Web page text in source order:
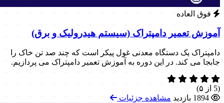
فوق العاده
آموزش تعمیر دامپتراک (سیستم هیدرولیک و برق)
دامپتراک یک دستگاه معدنی غول پیکر است که چند صد تن خاک را
جابجا می کند. در این دوره به آموزش تعمیر دامپتراک می پردازیم.
(5 از ۵)
1894 بازدید
مشاهده جزئیات